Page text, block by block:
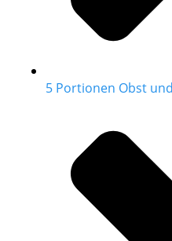
5 Portionen Obst